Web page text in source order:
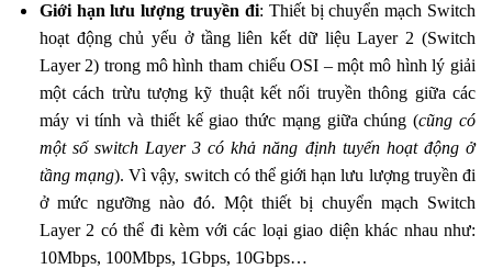
Giới hạn lưu lượng truyền đi: Thiết bị chuyển mạch Switch
hoạt động chủ yếu ở tầng liên kết dữ liệu Layer 2 (Switch
Layer 2) trong mô hình tham chiếu OSI – một mô hình lý giải
một cách trừu tượng kỹ thuật kết nối truyền thông giữa các
máy vi tính và thiết kế giao thức mạng giữa chúng (cũng có
một số switch Layer 3 có khả năng định tuyến hoạt động ở
tầng mạng). Vì vậy, switch có thể giới hạn lưu lượng truyền đi
ở mức ngưỡng nào đó. Một thiết bị chuyển mạch Switch
Layer 2 có thể đi kèm với các loại giao diện khác nhau như:
10Mbps, 100Mbps, 1Gbps, 10Gbps…